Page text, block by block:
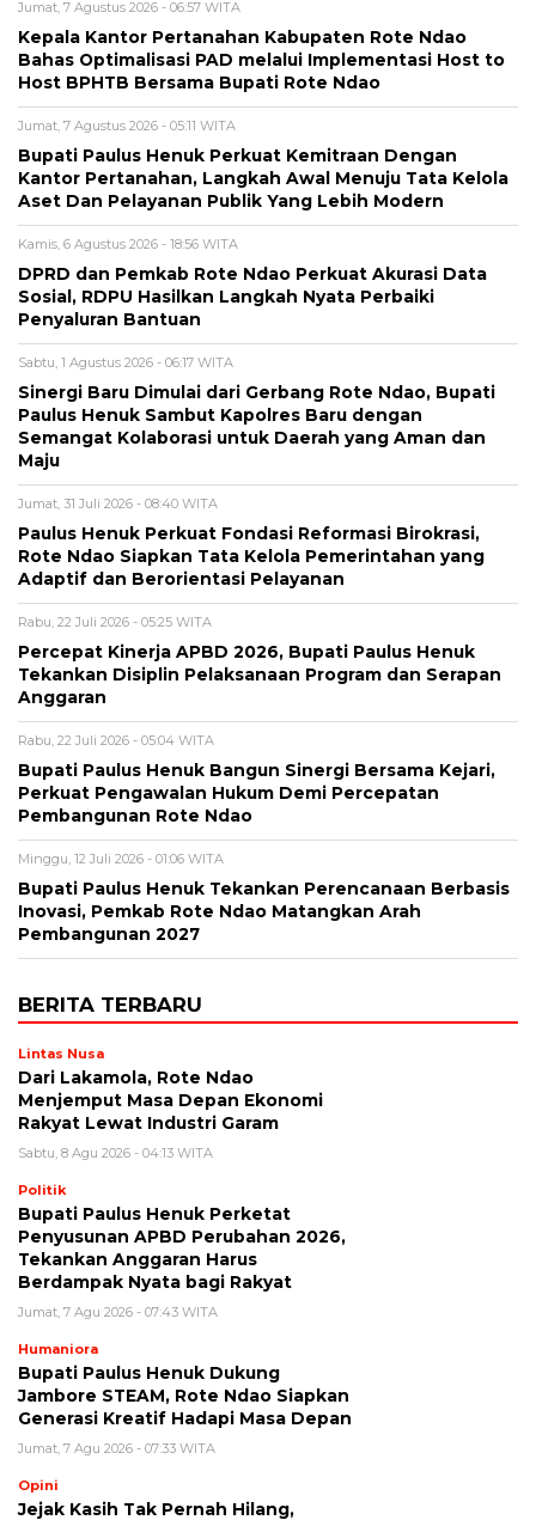
Jumat, 7 Agustus 2026 - 06:57 WITA
Kepala Kantor Pertanahan Kabupaten Rote Ndao
Bahas Optimalisasi PAD melalui Implementasi Host to
Host BPHTB Bersama Bupati Rote Ndao
Jumat, 7 Agustus 2026 - 05:11 WITA
Bupati Paulus Henuk Perkuat Kemitraan Dengan
Kantor Pertanahan, Langkah Awal Menuju Tata Kelola
Aset Dan Pelayanan Publik Yang Lebih Modern
Kamis, 6 Agustus 2026 - 18:56 WITA
DPRD dan Pemkab Rote Ndao Perkuat Akurasi Data
Sosial, RDPU Hasilkan Langkah Nyata Perbaiki
Penyaluran Bantuan
Sabtu, 1 Agustus 2026 - 06:17 WITA
Sinergi Baru Dimulai dari Gerbang Rote Ndao, Bupati
Paulus Henuk Sambut Kapolres Baru dengan
Semangat Kolaborasi untuk Daerah yang Aman dan
Maju
Jumat, 31 Juli 2026 - 08:40 WITA
Paulus Henuk Perkuat Fondasi Reformasi Birokrasi,
Rote Ndao Siapkan Tata Kelola Pemerintahan yang
Adaptif dan Berorientasi Pelayanan
Rabu, 22 Juli 2026 - 05:25 WITA
Percepat Kinerja APBD 2026, Bupati Paulus Henuk
Tekankan Disiplin Pelaksanaan Program dan Serapan
Anggaran
Rabu, 22 Juli 2026 - 05:04 WITA
Bupati Paulus Henuk Bangun Sinergi Bersama Kejari,
Perkuat Pengawalan Hukum Demi Percepatan
Pembangunan Rote Ndao
Minggu, 12 Juli 2026 - 01:06 WITA
Bupati Paulus Henuk Tekankan Perencanaan Berbasis
Inovasi, Pemkab Rote Ndao Matangkan Arah
Pembangunan 2027
BERITA TERBARU
Lintas Nusa
Dari Lakamola, Rote Ndao
Menjemput Masa Depan Ekonomi
Rakyat Lewat Industri Garam
Sabtu, 8 Agu 2026 - 04:13 WITA
Politik
Bupati Paulus Henuk Perketat
Penyusunan APBD Perubahan 2026,
Tekankan Anggaran Harus
Berdampak Nyata bagi Rakyat
Jumat, 7 Agu 2026 - 07:43 WITA
Humaniora
Bupati Paulus Henuk Dukung
Jambore STEAM, Rote Ndao Siapkan
Generasi Kreatif Hadapi Masa Depan
Jumat, 7 Agu 2026 - 07:33 WITA
Opini
Jejak Kasih Tak Pernah Hilang,